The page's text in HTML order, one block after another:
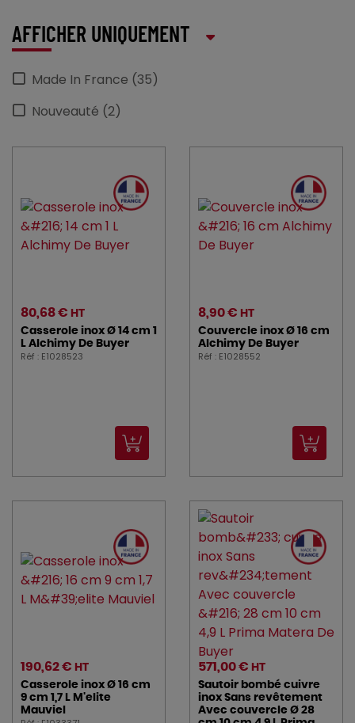
AFFICHER UNIQUEMENT
Made In France (35)
Nouveauté (2)
80,68 € HT
Casserole inox Ø 14 cm 1
L Alchimy De Buyer
Réf : E1028523
8,90 € HT
Couvercle inox Ø 16 cm
Alchimy De Buyer
Réf : E1028552
190,62 € HT
Casserole inox Ø 16 cm
9 cm 1,7 L M'elite
Mauviel
571,00 € HT
Sautoir bombé cuivre
inox Sans revêtement
Avec couvercle Ø 28